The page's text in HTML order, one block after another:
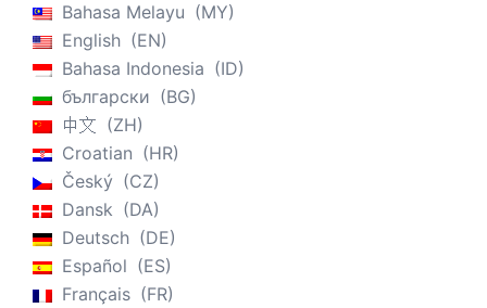
Bahasa Melayu
MY
English
EN
Bahasa Indonesia
ID
български
BG
中文
ZH
Croatian
HR
Český
CZ
Dansk
DA
Deutsch
DE
Español
ES
Français
FR